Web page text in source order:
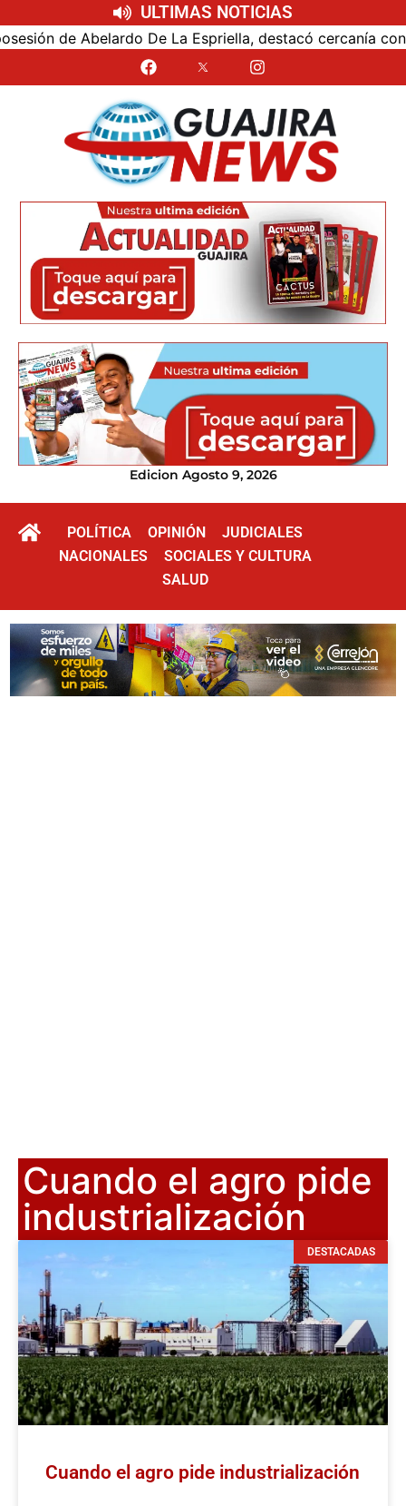
ULTIMAS NOTICIAS
de Abelardo De La Espriella, destacó cercanía con el
Edicion Agosto 9, 2026
POLÍTICA OPINIÓN
JUDICIALES
NACIONALES
SOCIALES Y CULTURA
SALUD
Cuando el agro pide
industrialización
DESTACADAS
Cuando el agro pide industrialización